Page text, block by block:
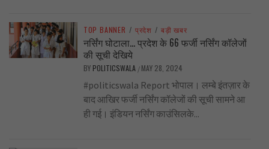
TOP BANNER / प्रदेश / बड़ी खबर
नर्सिंग घोटाला… प्रदेश के 66 फर्जी नर्सिंग कॉलेजों
की सूची देखिये
BY POLITICSWALA / MAY 28, 2024
#politicswala Report भोपाल। लम्बे इंतज़ार के
बाद आखिर फर्जी नर्सिंग कॉलेजों की सूची सामने आ
ही गई। इंडियन नर्सिंग काउंसिलके...